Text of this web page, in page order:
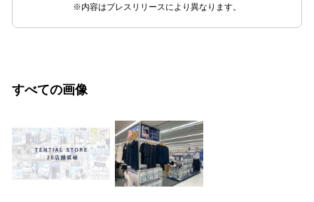
※内容はプレスリリースにより異なります。
すべての画像